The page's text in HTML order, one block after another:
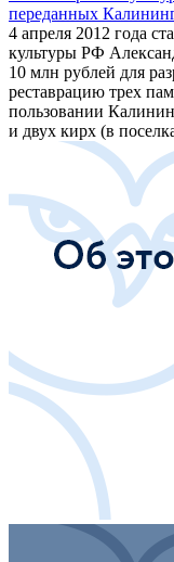
переданных
4 апреля 2012 года
культуры РФ
10 млн рублей для
реставрацию трех
пользовании
и двух кирх (в